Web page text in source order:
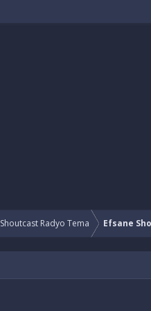
Shoutcast Radyo Tema Efsane